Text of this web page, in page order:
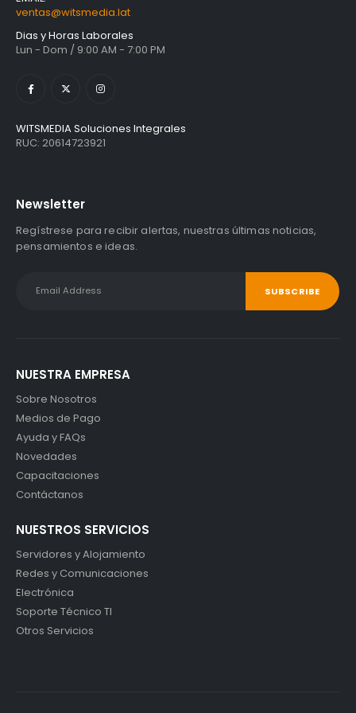
ventas@witsmedia.lat
Dias y Horas Laborales
Lun - Dom / 9:00 AM - 7:00 PM
WITSMEDIA Soluciones Integrales
RUC: 20614723921
Newsletter
Regístrese para recibir alertas, nuestras últimas noticias,
pensamientos e ideas.
NUESTRA EMPRESA
Sobre Nosotros
Medios de Pago
Ayuda y FAQs
Novedades
Capacitaciones
Contáctanos
NUESTROS SERVICIOS
Servidores y Alojamiento
Redes y Comunicaciones
Electrónica
Soporte Técnico TI
Otros Servicios